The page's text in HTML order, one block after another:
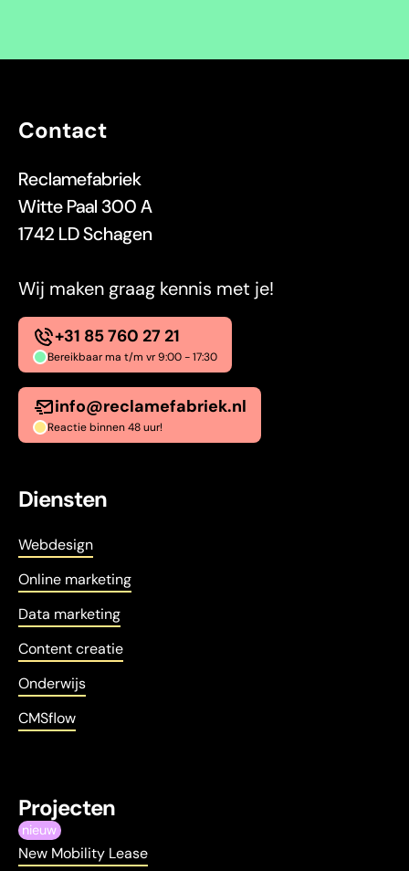
Contact
Reclamefabriek
Witte Paal 300 A
1742 LD Schagen
Wij maken graag kennis met je!
+31 85 760 27 21
Bereikbaar ma t/m vr 9:00 - 17:30
info@reclamefabriek.nl
Reactie binnen 48 uur!
Diensten
Webdesign
Online marketing
Data marketing
Content creatie
Onderwijs
CMSflow
Projecten
nieuw
New Mobility Lease